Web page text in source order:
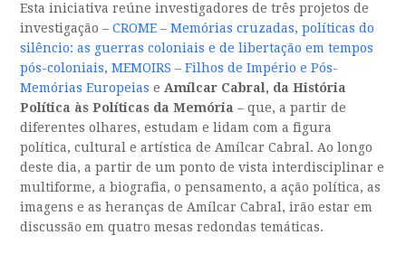
Esta iniciativa reúne investigadores de três projetos de
investigação –CROME – Memórias cruzadas, políticas do
silêncio: as guerras coloniais e de libertação em tempos
pós-coloniais,MEMOIRS – Filhos de Império e Pós-
Memórias Europeias eAmílcar Cabral, da História
Política às Políticas da Memória – que, a partir de
diferentes olhares, estudam e lidam com a figura
política, cultural e artística de Amílcar Cabral. Ao longo
deste dia, a partir de um ponto de vista interdisciplinar e
multiforme, a biografia, o pensamento, a ação política, as
imagens e as heranças de Amílcar Cabral, irão estar em
discussão em quatro mesas redondas temáticas.